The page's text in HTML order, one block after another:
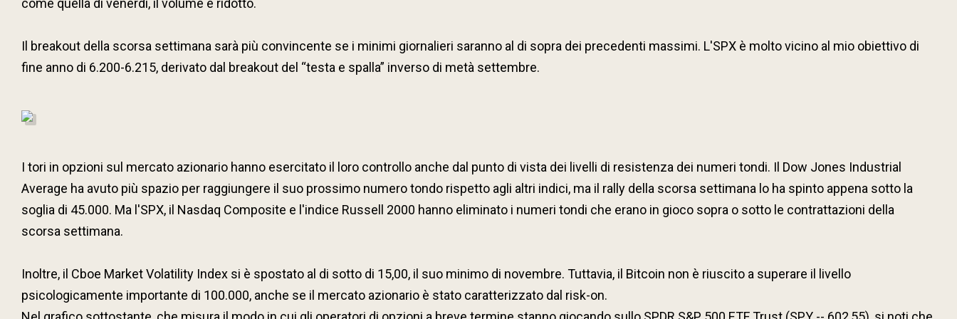
come quella di venerdì, il volume è ridotto.
Il breakout della scorsa settimana sarà più convincente se i minimi giornalieri saranno al di sopra dei precedenti massimi. L'SPX è molto vicino al mio obiettivo di
fine anno di 6.200-6.215, derivato dal breakout del “testa e spalla” inverso di metà settembre.
I tori in opzioni sul mercato azionario hanno esercitato il loro controllo anche dal punto di vista dei livelli di resistenza dei numeri tondi. Il Dow Jones Industrial
Average ha avuto più spazio per raggiungere il suo prossimo numero tondo rispetto agli altri indici, ma il rally della scorsa settimana lo ha spinto appena sotto la
soglia di 45.000. Ma l'SPX, il Nasdaq Composite e l'indice Russell 2000 hanno eliminato i numeri tondi che erano in gioco sopra o sotto le contrattazioni della
scorsa settimana.
Inoltre, il Cboe Market Volatility Index si è spostato al di sotto di 15,00, il suo minimo di novembre. Tuttavia, il Bitcoin non è riuscito a superare il livello
psicologicamente importante di 100.000, anche se il mercato azionario è stato caratterizzato dal risk-on.